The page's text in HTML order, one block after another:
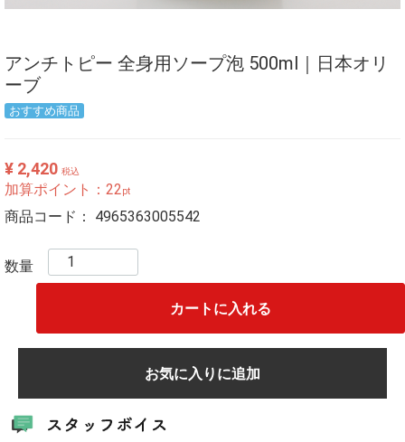
アンチトピー 全身用ソープ泡 500ml｜日本オリ
ーブ
おすすめ商品
¥ 2,420 税込
加算ポイント： 22pt
商品コード： 4965363005542
数量
カートに入れる
お気に入りに追加